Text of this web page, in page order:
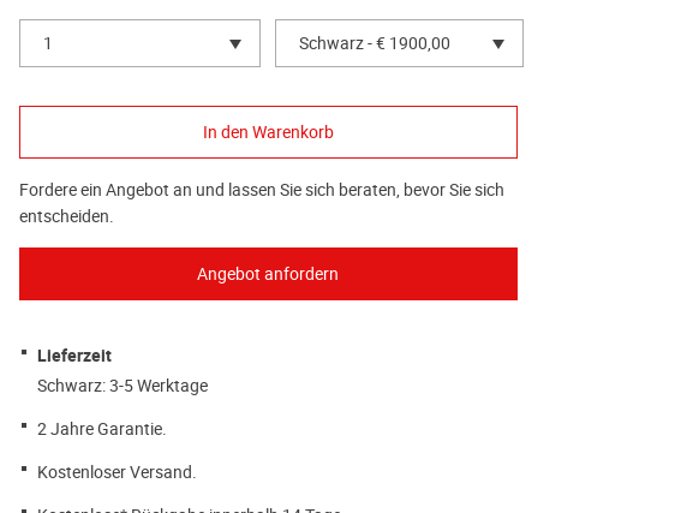
1 Schwarz - € 1900,00
Fordere ein Angebot an und lassen Sie sich beraten, bevor Sie sich
entscheiden.
Lieferzeit
Schwarz: 3-5 Werktage
2 Jahre Garantie.
Kostenloser Versand.